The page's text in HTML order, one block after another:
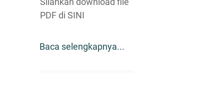
PDF di SINI
Baca selengkapnya...